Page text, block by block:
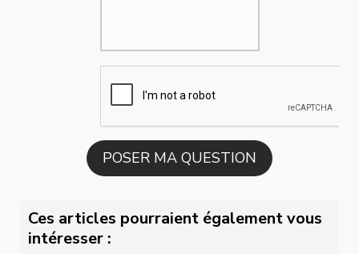
Ces articles pourraient également vous
intéresser :